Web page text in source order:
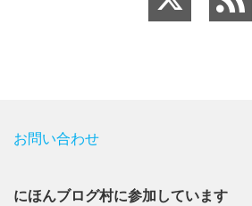
お問い合わせ
にほんブログ村に参加しています